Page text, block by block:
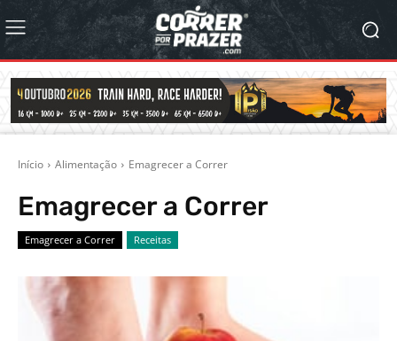
Início Alimentação Emagrecer a Correr
Emagrecer a Correr
Emagrecer a Correr Receitas